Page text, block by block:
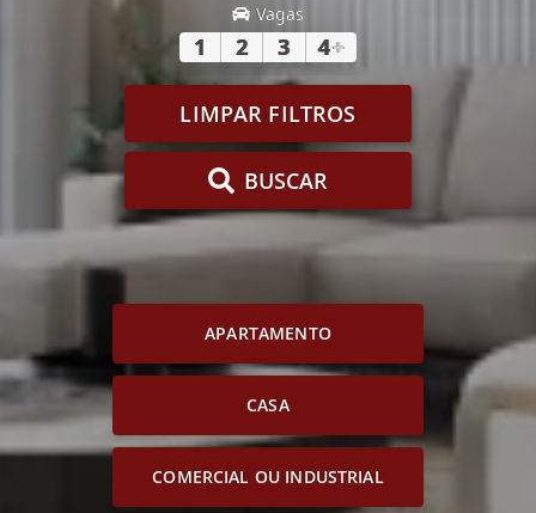
Vagas
1 2 3 4+
LIMPAR FILTROS
BUSCAR
APARTAMENTO
CASA
COMERCIAL OU INDUSTRIAL